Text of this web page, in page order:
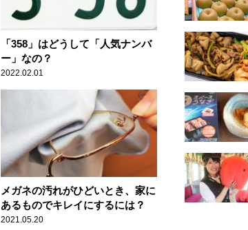
「358」はどうして「人気ナンバ
ー」なの？
2022.02.01
メガネの汚れがひどいとき、家に
あるものでキレイにするには？
2021.05.20